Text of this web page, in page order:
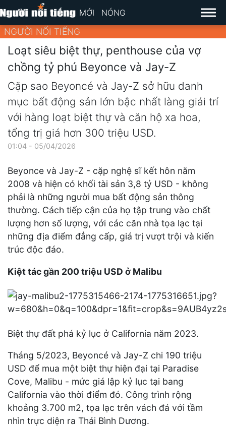
MỚI NÓNG
NGƯỜI NỔI TIẾNG
Loạt siêu biệt thự, penthouse của vợ
chồng tỷ phú Beyonce và Jay-Z
Cặp sao Beyoncé và Jay-Z sở hữu danh
mục bất động sản lớn bậc nhất làng giải trí
với hàng loạt biệt thự và căn hộ xa hoa,
tổng trị giá hơn 300 triệu USD.
01:04 - 05/04/2026
Beyonce và Jay-Z - cặp nghệ sĩ kết hôn năm
2008 và hiện có khối tài sản 3,8 tỷ USD - không
phải là những người mua bất động sản thông
thường. Cách tiếp cận của họ tập trung vào chất
lượng hơn số lượng, với các căn nhà tọa lạc tại
những địa điểm đẳng cấp, giá trị vượt trội và kiến
trúc độc đáo.
Kiệt tác gần 200 triệu USD ở Malibu
Biệt thự đất phá kỷ lục ở California năm 2023.
Tháng 5/2023, Beyoncé và Jay-Z chi 190 triệu
USD để mua một biệt thự hiện đại tại Paradise
Cove, Malibu - mức giá lập kỷ lục tại bang
California vào thời điểm đó. Công trình rộng
khoảng 3.700 m2, tọa lạc trên vách đá với tầm
nhìn trực diện ra Thái Bình Dương.